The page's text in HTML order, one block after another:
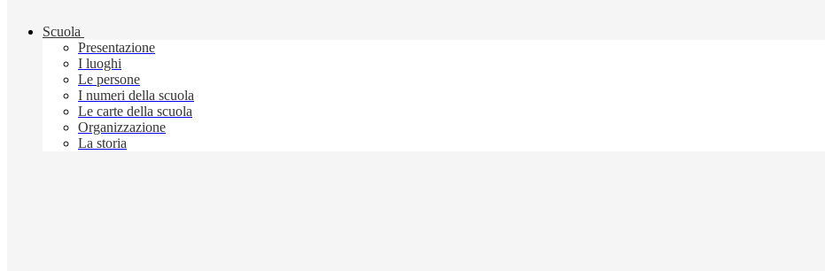
Scuola
Presentazione
I luoghi
Le persone
I numeri della scuola
Le carte della scuola
Organizzazione
La storia